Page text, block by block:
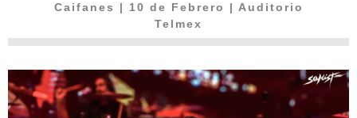
Caifanes
| 10 de Febrero | Auditorio
Telmex